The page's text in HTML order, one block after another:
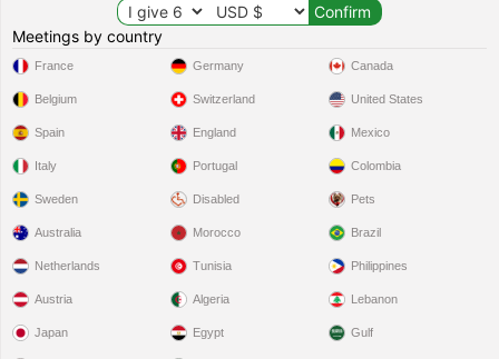
Meetings by country
France
Belgium
Spain
Italy
Sweden
Germany
Switzerland
England
Portugal
Disabled
Canada
United States
Mexico
Colombia
Pets
Australia
Netherlands
Austria
Japan
Morocco
Tunisia
Algeria
Egypt
Brazil
Philippines
Lebanon
Gulf